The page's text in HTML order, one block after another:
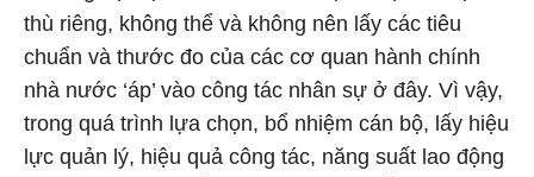
thù riêng, không thể và không nên lấy các tiêu
chuẩn và thước đo của các cơ quan hành chính
nhà nước ‘áp’ vào công tác nhân sự ở đây. Vì vậy,
trong quá trình lựa chọn, bổ nhiệm cán bộ, lấy hiệu
lực quản lý, hiệu quả công tác, năng suất lao động